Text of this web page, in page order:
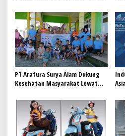
Perkebunan Lewat Pelatihan
Avenza Maps di Way Kanan
PT Arafura Surya Alam Dukung
Kesehatan Masyarakat Lewat